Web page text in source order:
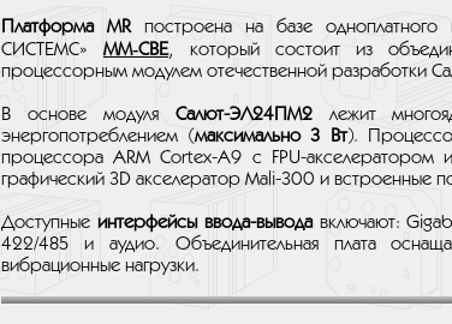
Платформа MRпостроена на базе
СИСТЕМС» MM‑CBE, который состоит из
процессорным модулем отечественной разработки
В основе модуля Салют-ЭЛ24ПМ2лежит
энергопотреблением (максимально 3 Вт).
процессора ARM Cortex-A9 с FPU-акселератором
графический 3D акселератор Mali-300 и встроенные
Доступные интерфейсы ввода-выводавключают:
422/485 и аудио. Объединительная плата
вибрационные нагрузки.